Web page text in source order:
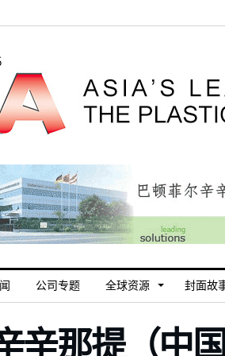
公司专题 全球资源 封面故
辛那提（中